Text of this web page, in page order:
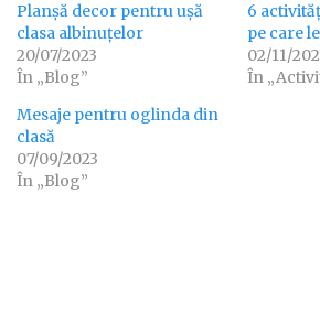
Planșă decor pentru ușă
clasa albinuțelor
20/07/2023
În „Blog”
6
pe care
02/11/
În
Mesaje pentru oglinda din
clasă
07/09/2023
În „Blog”